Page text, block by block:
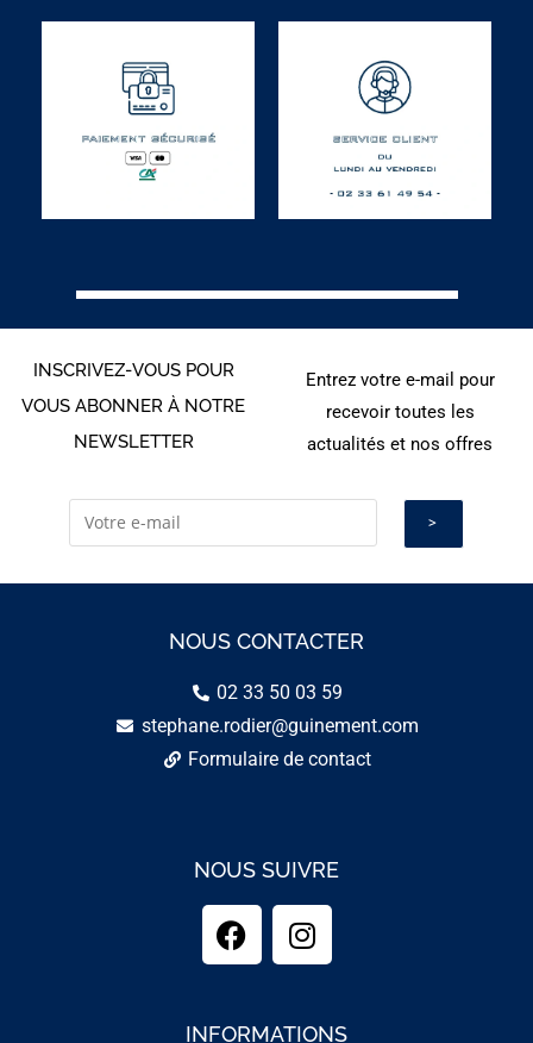
INSCRIVEZ-VOUS POUR
VOUS ABONNER À NOTRE
NEWSLETTER
Entrez votre e-mail pour
recevoir toutes les
actualités et nos offres
NOUS CONTACTER
02 33 50 03 59
stephane.rodier@guinement.com
Formulaire de contact
NOUS SUIVRE
INFORMATIONS